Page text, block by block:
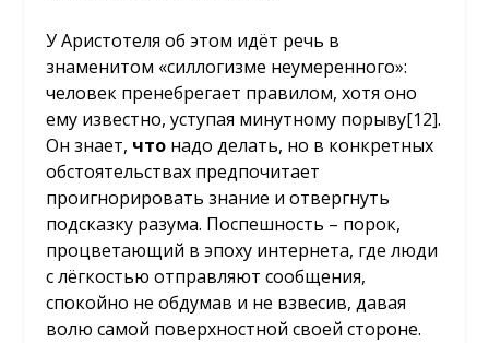
У Аристотеля об этом идёт речь в
знаменитом «силлогизме неумеренного»:
человек пренебрегает правилом, хотя оно
ему известно, уступая минутному порыву[12].
Он знает, что надо делать, но в конкретных
обстоятельствах предпочитает
проигнорировать знание и отвергнуть
подсказку разума. Поспешность – порок,
процветающий в эпоху интернета, где люди
с лёгкостью отправляют сообщения,
спокойно не обдумав и не взвесив, давая
волю самой поверхностной своей стороне.